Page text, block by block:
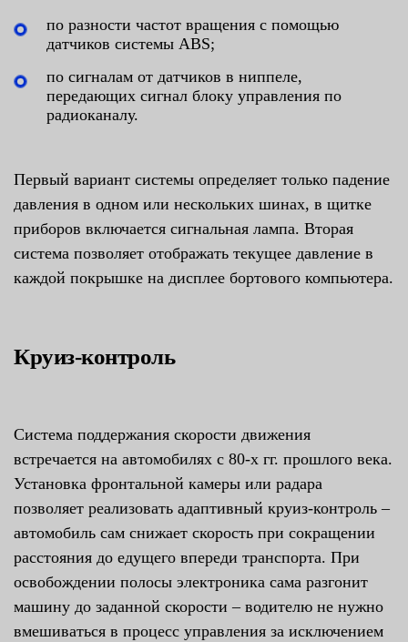
по разности частот вращения с помощью
датчиков системы ABS;
по сигналам от датчиков в ниппеле,
передающих сигнал блоку управления по
радиоканалу.
Первый вариант системы определяет только падение
давления в одном или нескольких шинах, в щитке
приборов включается сигнальная лампа. Вторая
система позволяет отображать текущее давление в
каждой покрышке на дисплее бортового компьютера.
Круиз-контроль
Система поддержания скорости движения
встречается на автомобилях с 80-х гг. прошлого века.
Установка фронтальной камеры или радара
позволяет реализовать адаптивный круиз-контроль –
автомобиль сам снижает скорость при сокращении
расстояния до едущего впереди транспорта. При
освобождении полосы электроника сама разгонит
машину до заданной скорости – водителю не нужно
вмешиваться в процесс управления за исключением